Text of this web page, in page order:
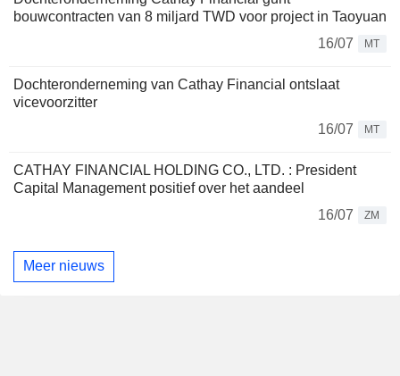
bouwcontracten van 8 miljard TWD voor project in Taoyuan
16/07
MT
Dochteronderneming van Cathay Financial ontslaat
vicevoorzitter
16/07
MT
CATHAY FINANCIAL HOLDING CO., LTD. : President
Capital Management positief over het aandeel
16/07
ZM
Meer nieuws